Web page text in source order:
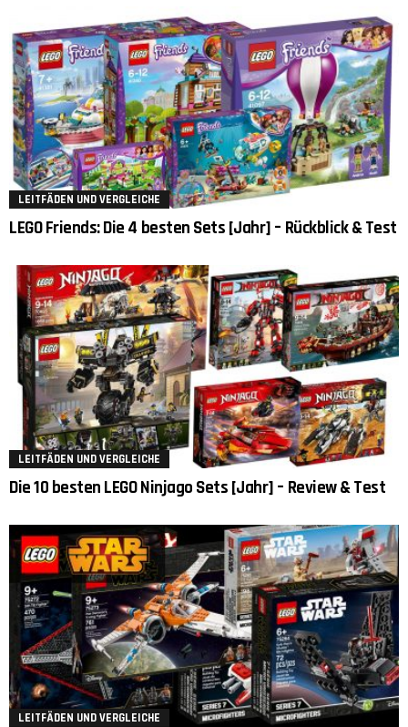
LEITFÄDEN UND VERGLEICHE
LEGO Friends: Die 4 besten Sets [Jahr] – Rückblick & Test
LEITFÄDEN UND VERGLEICHE
Die 10 besten LEGO Ninjago Sets [Jahr] – Review & Test
LEITFÄDEN UND VERGLEICHE